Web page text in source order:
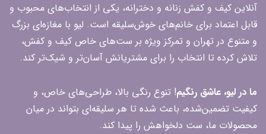
آنلاین کیف و کفش زنانه و دخترانه، یکی از انتخاب‌های محبوب و
قابل اعتماد برای خانم‌های خوش‌سلیقه است. لیو با مغازه‌ای بزرگ
و متنوع در تهران و تمرکز ویژه بر ست‌های خاص کیف و کفش،
تلاش کرده تا انتخاب را برای مشتریانش آسان‌تر و شیک‌تر کند.
ما در لیو، عاشق رنگیم! تنوع رنگی بالا، طراحی‌های خاص، و
کیفیت تضمین‌شده، باعث شده تا هر سلیقه‌ای بتواند در میان
محصولات ما، ست دلخواهش را پیدا کند.